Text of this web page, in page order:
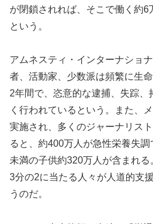
が閉鎖されれば、そこで働く約6
という。
アムネスティ・インターナショ
者、活動家、少数派は頻繁に生
2年間で、恣意的な逮捕、失踪
く行われているという。また、
実施され、多くのジャーナリス
ると、約400万人が急性栄養失
未満の子供約320万人が含まれ
3分の2に当たる人々が人道的支
うのだ。